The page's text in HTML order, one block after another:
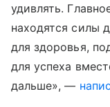
удивлять.
находятся силы
для здоровья,
для успеха
дальше», —